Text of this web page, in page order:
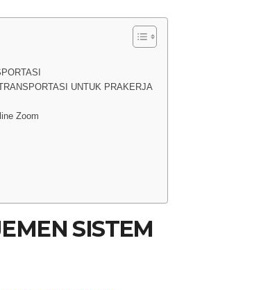
UNTUK PRAKERJA
Zoom
SISTEM